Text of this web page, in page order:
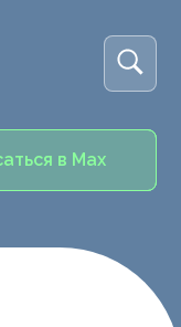
в Max